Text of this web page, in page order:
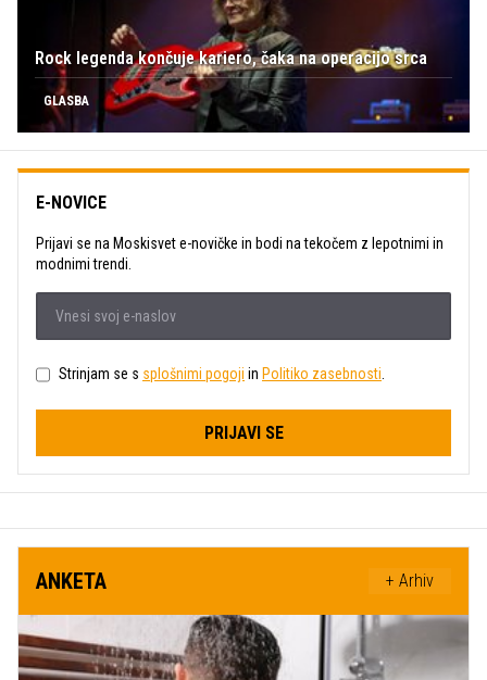
Rock legenda končuje kariero, čaka na operacijo srca
GLASBA
E-NOVICE
Prijavi se na Moskisvet e-novičke in bodi na tekočem z lepotnimi in
modnimi trendi.
Strinjam se s splošnimi pogoji in Politiko zasebnosti.
PRIJAVI SE
ANKETA + Arhiv